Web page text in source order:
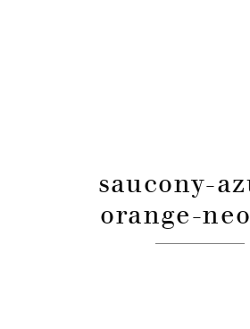
saucony-
orange-